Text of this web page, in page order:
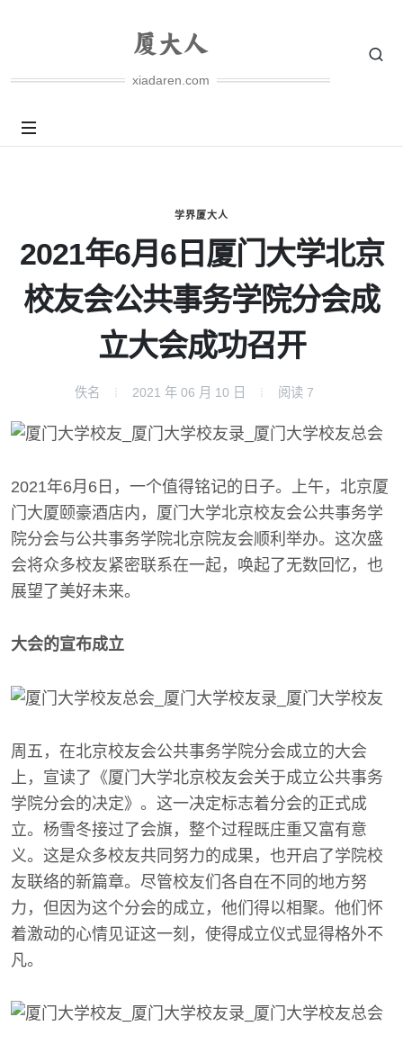
xiadaren.com
学界厦大人
2021年6月6日厦门大学北京
校友会公共事务学院分会成
立大会成功召开
佚名 2021 年 06 月 10 日 阅读 7
2021年6月6日，一个值得铭记的日子。上午，北京厦
门大厦颐豪酒店内，厦门大学北京校友会公共事务学
院分会与公共事务学院北京院友会顺利举办。这次盛
会将众多校友紧密联系在一起，唤起了无数回忆，也
展望了美好未来。
大会的宣布成立
周五，在北京校友会公共事务学院分会成立的大会
上，宣读了《厦门大学北京校友会关于成立公共事务
学院分会的决定》。这一决定标志着分会的正式成
立。杨雪冬接过了会旗，整个过程既庄重又富有意
义。这是众多校友共同努力的成果，也开启了学院校
友联络的新篇章。尽管校友们各自在不同的地方努
力，但因为这个分会的成立，他们得以相聚。他们怀
着激动的心情见证这一刻，使得成立仪式显得格外不
凡。